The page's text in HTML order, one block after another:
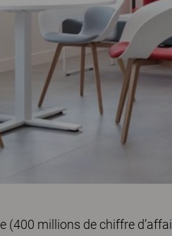
(400 millions de chiffre